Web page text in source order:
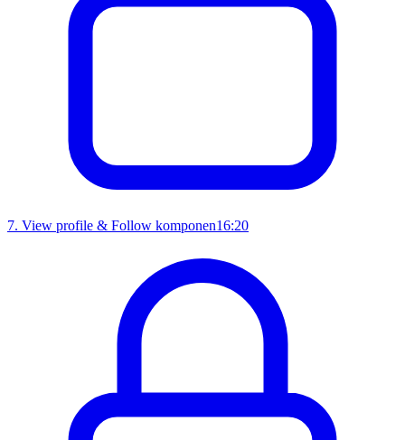
7. View profile & Follow komponen16:20